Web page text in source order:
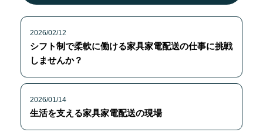
2026/02/12
シフト制で柔軟に働ける家具家電配送の仕事に挑戦
しませんか？
2026/01/14
生活を支える家具家電配送の現場